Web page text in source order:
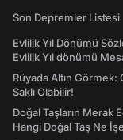
Son Depremler Listesi
Evlilik Yıl Dönümü
Evlilik Yıl dönümü
Rüyada Altın
Saklı Olabilir!
Doğal Taşların Merak
Hangi Doğal Taş Ne